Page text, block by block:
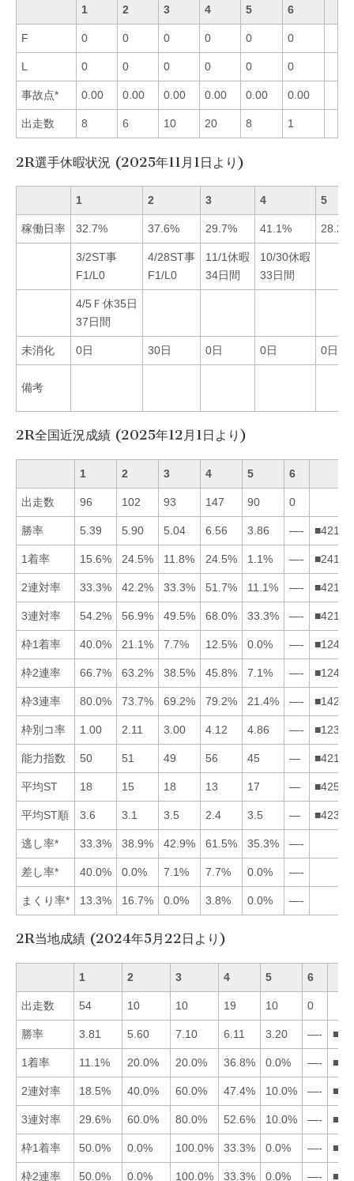
1 2 3 4 5 6
F 0 0 0 0 0 0
L 0 0 0 0 0 0
事故点* 0.00 0.00 0.00 0.00 0.00 0.00
出走数 8 6 10 20 8 1
2R選手休暇状況 (2025年11月1日より)
1 2 3 4 5
稼働日率 32.7% 37.6% 29.7% 41.1% 28.2%
3/2ST事
F1/L0
4/28ST事
F1/L0
11/1休暇
34日間
10/30休暇
33日間
4/5Ｆ休35日
37日間
未消化 0日 30日 0日 0日 0日
備考
2R全国近況成績 (2025年12月1日より)
1 2 3 4 5 6
出走数 96 102 93 147 90 0
勝率 5.39 5.90 5.04 6.56 3.86 —-
1着率 15.6% 24.5% 11.8% 24.5% 1.1% —-
2連対率 33.3% 42.2% 33.3% 51.7% 11.1% —-
3連対率 54.2% 56.9% 49.5% 68.0% 33.3% —-
枠1着率 40.0% 21.1% 7.7% 12.5% 0.0% —-
枠2連率 66.7% 63.2% 38.5% 45.8% 7.1% —-
枠3連率 80.0% 73.7% 69.2% 79.2% 21.4% —-
枠別コ率 1.00 2.11 3.00 4.12 4.86 —-
能力指数 50 51 49 56 45 —
平均ST 18 15 18 13 17 —
平均ST順 3.6 3.1 3.5 2.4 3.5 —
逃し率* 33.3% 38.9% 42.9% 61.5% 35.3% —-
差し率* 40.0% 0.0% 7.1% 7.7% 0.0% —-
まくり率* 13.3% 16.7% 0.0% 3.8% 0.0% —-
2R当地成績 (2024年5月22日より)
1 2 3 4 5 6
出走数 54 10 10 19 10 0
勝率 3.81 5.60 7.10 6.11 3.20 —-
1着率 11.1% 20.0% 20.0% 36.8% 0.0% —-
2連対率 18.5% 40.0% 60.0% 47.4% 10.0% —-
3連対率 29.6% 60.0% 80.0% 52.6% 10.0% —-
枠1着率 50.0% 0.0% 100.0% 33.3% 0.0% —-
枠2連率 50.0% 0.0% 100.0% 33.3% 0.0% —-